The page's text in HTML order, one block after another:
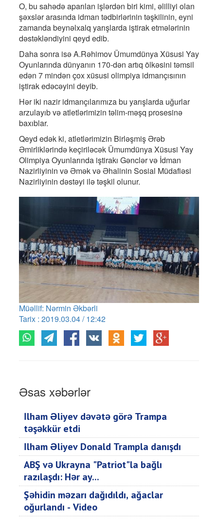
O, bu sahədə aparılan işlərdən biri kimi, əlilliyi olan
şəxslər arasında idman tədbirlərinin təşkilinin, eyni
zamanda beynəlxalq yarışlarda iştirak etmələrinin
dəstəkləndiyini qeyd edib.
Daha sonra isə A.Rəhimov Ümumdünya Xüsusi Yay
Oyunlarında dünyanın 170-dən artıq ölkəsini təmsil
edən 7 mindən çox xüsusi olimpiya idmançısının
iştirak edəcəyini deyib.
Hər iki nazir idmançılarımıza bu yarışlarda uğurlar
arzulayıb və atletlərimizin təlim-məşq prosesinə
baxıblar.
Qeyd edək ki, atletlərimizin Birləşmiş Ərəb
Əmirliklərində keçiriləcək Ümumdünya Xüsusi Yay
Olimpiya Oyunlarında iştirakı Gənclər və İdman
Nazirliyinin və Əmək və Əhalinin Sosial Müdafiəsi
Nazirliyinin dəstəyi ilə təşkil olunur.
Müəllif: Nərmin Əkbərli
Tarix : 2019.03.04 / 12:42
Əsas xəbərlər
İlham Əliyev dəvətə görə Trampa
təşəkkür etdi
İlham Əliyev Donald Trampla danışdı
ABŞ və Ukrayna "Patriot"la bağlı
razılaşdı: Hər ay...
Şəhidin məzarı dağıdıldı, ağaclar
oğurlandı - Video